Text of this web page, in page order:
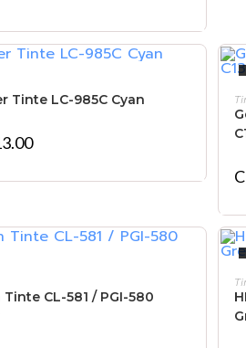
Tinte LC-985C Cyan
Tinte CL-581 / PGI-580